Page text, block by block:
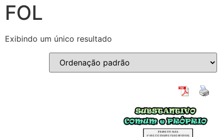
FOL
Exibindo um único resultado